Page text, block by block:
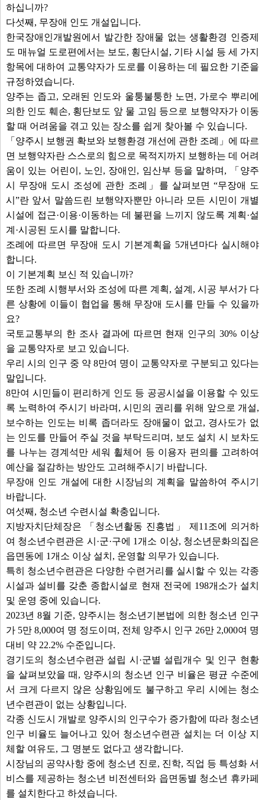
하십니까?
다섯째, 무장애 인도 개설입니다.
한국장애인개발원에서 발간한 장애물 없는 생활환경 인증제
도 매뉴얼 도로편에서는 보도, 횡단시설, 기타 시설 등 세 가지
항목에 대하여 교통약자가 도로를 이용하는 데 필요한 기준을
규정하였습니다.
양주는 좁고, 오래된 인도와 울퉁불퉁한 노면, 가로수 뿌리에
의한 인도 훼손, 횡단보도 앞 물 고임 등으로 보행약자가 이동
할 때 어려움을 겪고 있는 장소를 쉽게 찾아볼 수 있습니다.
「양주시 보행권 확보와 보행환경 개선에 관한 조례」에 따르
면 보행약자란 스스로의 힘으로 목적지까지 보행하는 데 어려
움이 있는 어린이, 노인, 장애인, 임산부 등을 말하며, 「양주
시 무장애 도시 조성에 관한 조례」를 살펴보면 “무장애 도
시”란 앞서 말씀드린 보행약자뿐만 아니라 모든 시민이 개별
시설에 접근·이용·이동하는 데 불편을 느끼지 않도록 계획·설
계·시공된 도시를 말합니다.
조례에 따르면 무장애 도시 기본계획을 5개년마다 실시해야
합니다.
이 기본계획 보신 적 있습니까?
또한 조례 시행부서와 조성에 따른 계획, 설계, 시공 부서가 다
른 상황에 이들이 협업을 통해 무장애 도시를 만들 수 있을까
요?
국토교통부의 한 조사 결과에 따르면 현재 인구의 30% 이상
을 교통약자로 보고 있습니다.
우리 시의 인구 중 약 8만여 명이 교통약자로 구분되고 있다는
말입니다.
8만여 시민들이 편리하게 인도 등 공공시설을 이용할 수 있도
록 노력하여 주시기 바라며, 시민의 권리를 위해 앞으로 개설,
보수하는 인도는 비록 좁더라도 장애물이 없고, 경사도가 없
는 인도를 만들어 주실 것을 부탁드리며, 보도 설치 시 보차도
를 나누는 경계석만 세워 휠체어 등 이용자 편의를 고려하여
예산을 절감하는 방안도 고려해주시기 바랍니다.
무장애 인도 개설에 대한 시장님의 계획을 말씀하여 주시기
바랍니다.
여섯째, 청소년 수련시설 확충입니다.
지방자치단체장은 「청소년활동 진흥법」 제11조에 의거하
여 청소년수련관은 시·군·구에 1개소 이상, 청소년문화의집은
읍면동에 1개소 이상 설치, 운영할 의무가 있습니다.
특히 청소년수련관은 다양한 수련거리를 실시할 수 있는 각종
시설과 설비를 갖춘 종합시설로 현재 전국에 198개소가 설치
및 운영 중에 있습니다.
2023년 8월 기준, 양주시는 청소년기본법에 의한 청소년 인구
가 5만 8,000여 명 정도이며, 전체 양주시 인구 26만 2,000여 명
대비 약 22.2% 수준입니다.
경기도의 청소년수련관 설립 시·군별 설립개수 및 인구 현황
을 살펴보았을 때, 양주시의 청소년 인구 비율은 평균 수준에
서 크게 다르지 않은 상황임에도 불구하고 우리 시에는 청소
년수련관이 없는 상황입니다.
각종 신도시 개발로 양주시의 인구수가 증가함에 따라 청소년
인구 비율도 늘어나고 있어 청소년수련관 설치는 더 이상 지
체할 여유도, 그 명분도 없다고 생각합니다.
시장님의 공약사항 중에 청소년 진로, 진학, 직업 등 특성화 서
비스를 제공하는 청소년 비전센터와 읍면동별 청소년 휴카페
를 설치한다고 하셨습니다.